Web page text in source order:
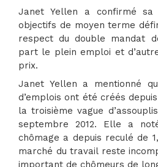
Janet Yellen a confirmé sa
objectifs de moyen terme
respect du double mandat
part le plein emploi et
prix.
Janet Yellen a mentionné
d’emplois ont été créés
la troisième vague
septembre 2012. Elle a
chômage a depuis reculé de
marché du travail reste
important de chômeurs de